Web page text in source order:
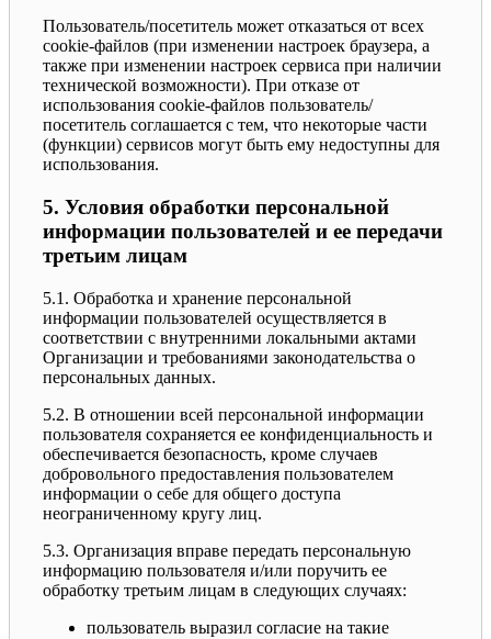
Пользователь/посетитель может отказаться от всех
cookie-файлов (при изменении настроек браузера, а
также при изменении настроек сервиса при наличии
технической возможности). При отказе от
использования cookie-файлов пользователь/
посетитель соглашается с тем, что некоторые части
(функции) сервисов могут быть ему недоступны для
использования.
5. Условия обработки персональной
информации пользователей и ее передачи
третьим лицам
5.1. Обработка и хранение персональной
информации пользователей осуществляется в
соответствии с внутренними локальными актами
Организации и требованиями законодательства о
персональных данных.
5.2. В отношении всей персональной информации
пользователя сохраняется ее конфиденциальность и
обеспечивается безопасность, кроме случаев
добровольного предоставления пользователем
информации о себе для общего доступа
неограниченному кругу лиц.
5.3. Организация вправе передать персональную
информацию пользователя и/или поручить ее
обработку третьим лицам в следующих случаях:
пользователь выразил согласие на такие